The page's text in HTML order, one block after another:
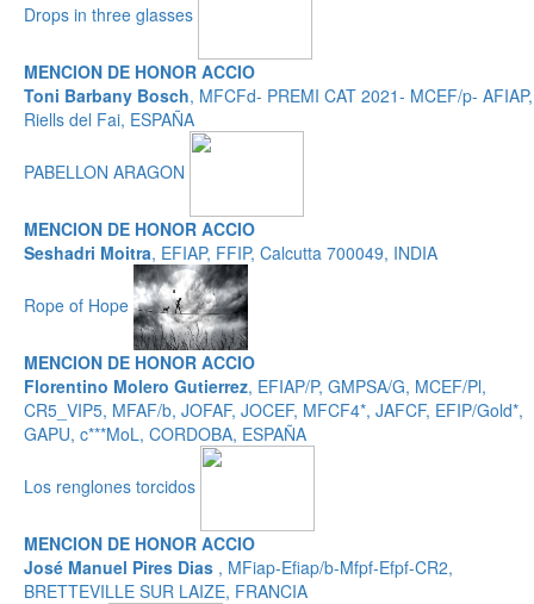
Drops in three glasses
MENCION DE HONOR ACCIO
Toni Barbany Bosch, MFCFd- PREMI CAT 2021- MCEF/p- AFIAP,
Riells del Fai, ESPAÑA
PABELLON ARAGON
MENCION DE HONOR ACCIO
Seshadri Moitra, EFIAP, FFIP, Calcutta 700049, INDIA
Rope of Hope
MENCION DE HONOR ACCIO
Florentino Molero Gutierrez, EFIAP/P, GMPSA/G, MCEF/Pl,
CR5_VIP5, MFAF/b, JOFAF, JOCEF, MFCF4*, JAFCF, EFIP/Gold*,
GAPU, c***MoL, CORDOBA, ESPAÑA
Los renglones torcidos
MENCION DE HONOR ACCIO
José Manuel Pires Dias , MFiap-Efiap/b-Mfpf-Efpf-CR2,
BRETTEVILLE SUR LAIZE, FRANCIA